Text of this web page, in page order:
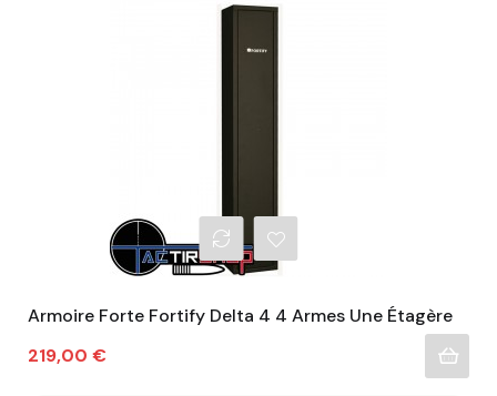
Armoire Forte Fortify Delta 4 4 Armes Une Étagère
Prix
219,00 €